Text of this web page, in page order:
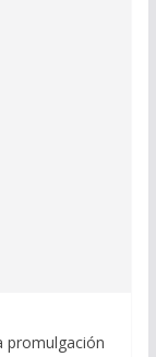
promulgación